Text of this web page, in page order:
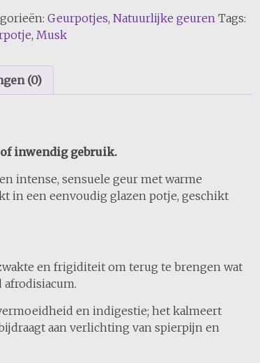
Geurpotjes, Natuurlijke geuren Tags:
, Musk
(0)
inwendig gebruik.
intense, sensuele geur met warme
in een eenvoudig glazen potje, geschikt
en frigiditeit om terug te brengen wat
en indigestie; het kalmeert
aan verlichting van spierpijn en